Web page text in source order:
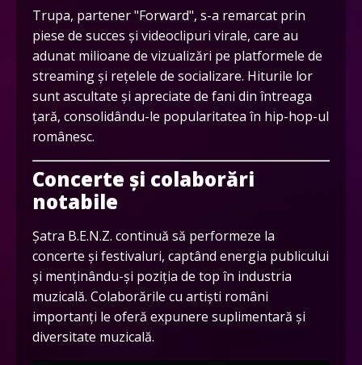
Trupa, partener "Forward", s-a remarcat prin
piese de succes și videoclipuri virale, care au
adunat milioane de vizualizări pe platformele de
streaming și rețelele de socializare. Hiturile lor
sunt ascultate și apreciate de fani din întreaga
țară, consolidându-le popularitatea în hip-hop-ul
românesc.
Concerte și colaborări
notabile
Șatra B.E.N.Z. continuă să performeze la
concerte și festivaluri, captând energia publicului
și menținându-și poziția de top în industria
muzicală. Colaborările cu artiști români
importanți le oferă expunere suplimentară și
diversitate muzicală.